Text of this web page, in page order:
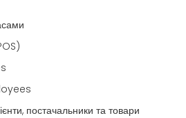
постачальники та товари